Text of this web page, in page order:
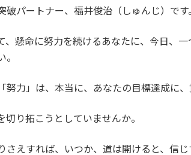
時
:
破パートナー、福井俊治（しゅんじ）です
、懸命に努力を続けるあなたに、今日、
努力」は、本当に、あなたの目標達成に、
切り拓こうとしていませんか。
さえすれば、いつか、道は開けると、信じ